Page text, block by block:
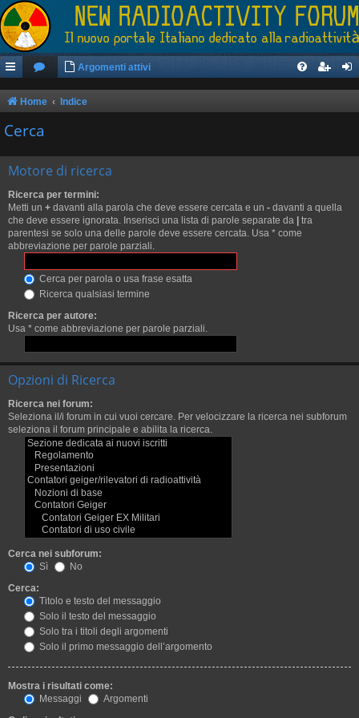
Argomenti attivi
Home Indice
Cerca
Motore di ricerca
Ricerca per termini:
Metti un + davanti alla parola che deve essere cercata e un - davanti a quella
che deve essere ignorata. Inserisci una lista di parole separate da | tra
parentesi se solo una delle parole deve essere cercata. Usa * come
abbreviazione per parole parziali.
Cerca per parola o usa frase esatta
Ricerca qualsiasi termine
Ricerca per autore:
Usa * come abbreviazione per parole parziali.
Opzioni di Ricerca
Ricerca nei forum:
Seleziona il/i forum in cui vuoi cercare. Per velocizzare la ricerca nei subforum
seleziona il forum principale e abilita la ricerca.
Cerca nei subforum:
Sì
No
Cerca:
Titolo e testo del messaggio
Solo il testo del messaggio
Solo tra i titoli degli argomenti
Solo il primo messaggio dell’argomento
Mostra i risultati come:
Messaggi
Argomenti